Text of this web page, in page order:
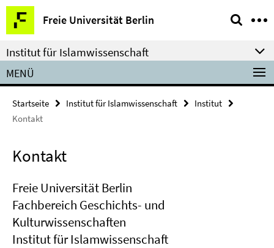
Springe
direkt
zu
Inhalt
Freie Universität Berlin
Service-
Navigation
Institut für Islamwissenschaft
MENÜ
Startseite Institut für Islamwissenschaft
Institut
Kontakt
Kontakt
Freie Universität Berlin
Fachbereich Geschichts- und
Kulturwissenschaften
Institut für Islamwissenschaft